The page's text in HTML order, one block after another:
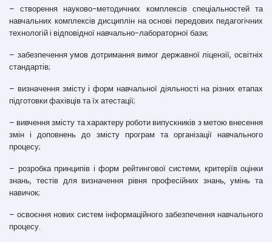
– створення науково-методичних комплексів спеціальностей та
навчальних комплексів дисциплін на основі передових педагогічних
технологій і відповідної навчально-лабораторної бази;
– забезпечення умов дотримання вимог державної ліцензії, освітніх
стандартів;
– визначення змісту і форм навчальної діяльності на різних етапах
підготовки фахівців та їх атестації;
– вивчення змісту та характеру роботи випускників з метою внесення
змін і доповнень до змісту програм та організації навчального
процесу;
– розробка принципів і форм рейтингової системи, критеріїв оцінки
знань, тестів для визначення рівня професійних знань, умінь та
навичок;
– освоєння нових систем інформаційного забезпечення навчального
процесу.